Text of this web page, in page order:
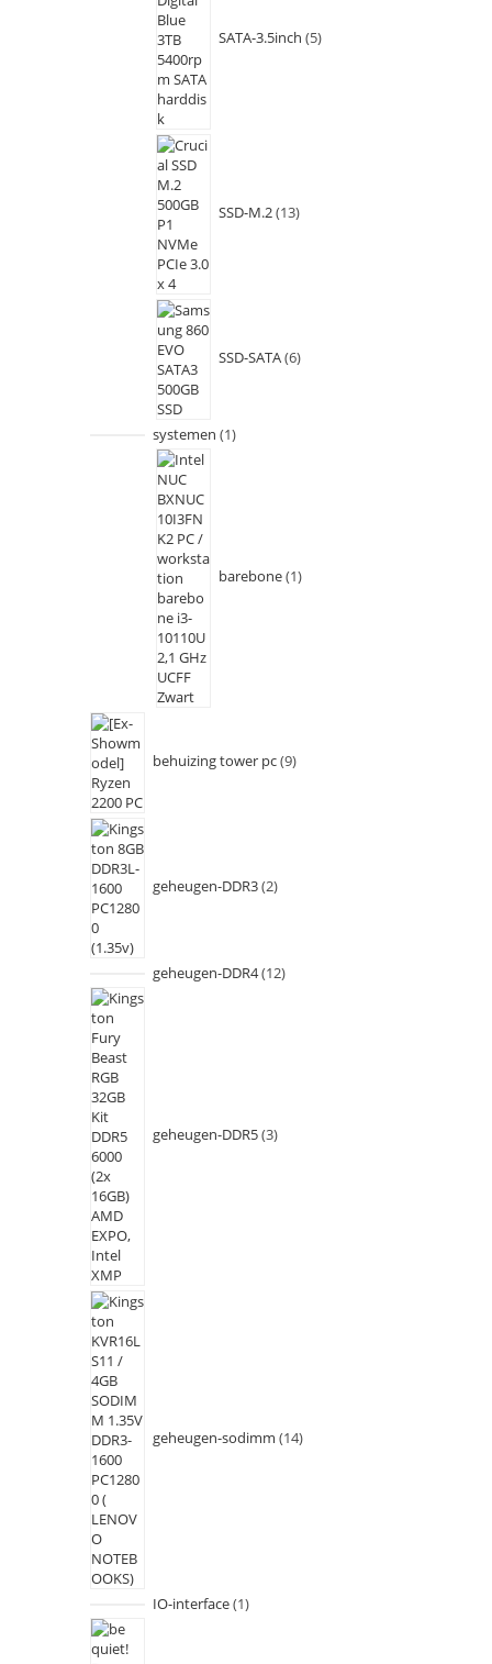
SATA-3.5inch 5
SSD-M.2 13
SSD-SATA 6
systemen 1
barebone 1
behuizing tower pc 9
geheugen-DDR3 2
geheugen-DDR4 12
geheugen-DDR5 3
geheugen-sodimm 14
IO-interface 1